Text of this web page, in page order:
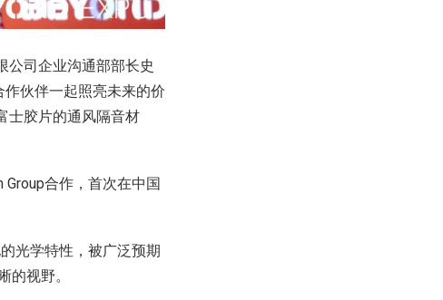
公司企业沟通部部长史
伙伴一起照亮未来的价
士胶片的通风隔音材
合作，首次在中国
光学特性，被广泛预期
的视野。